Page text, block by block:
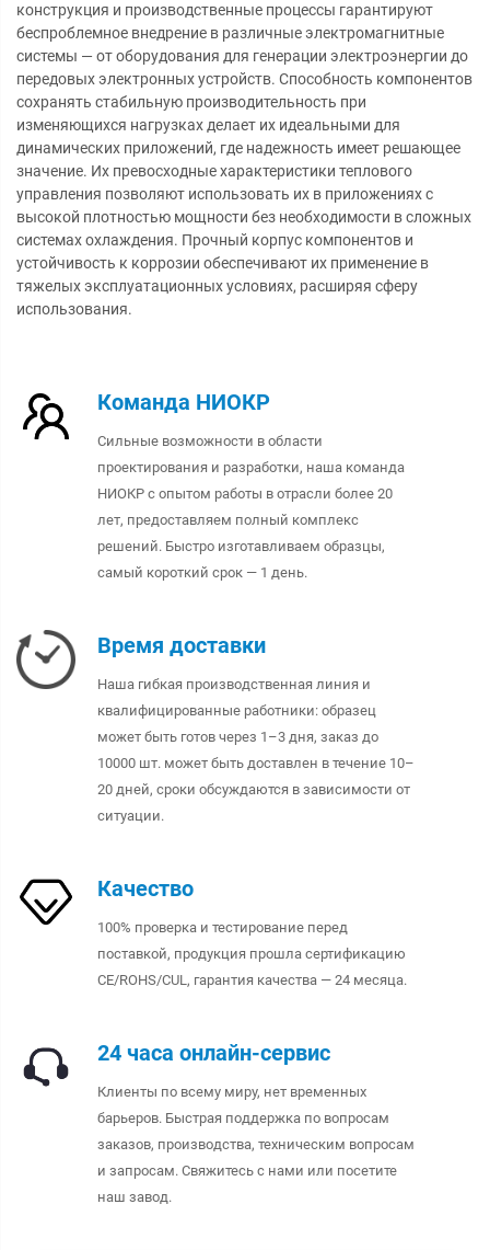
конструкция и производственные процессы гарантируют
беспроблемное внедрение в различные электромагнитные
системы — от оборудования для генерации электроэнергии до
передовых электронных устройств. Способность компонентов
сохранять стабильную производительность при
изменяющихся нагрузках делает их идеальными для
динамических приложений, где надежность имеет решающее
значение. Их превосходные характеристики теплового
управления позволяют использовать их в приложениях с
высокой плотностью мощности без необходимости в сложных
системах охлаждения. Прочный корпус компонентов и
устойчивость к коррозии обеспечивают их применение в
тяжелых эксплуатационных условиях, расширяя сферу
использования.
Команда НИОКР
Сильные возможности в области
проектирования и разработки, наша команда
НИОКР с опытом работы в отрасли более 20
лет, предоставляем полный комплекс
решений. Быстро изготавливаем образцы,
самый короткий срок — 1 день.
Время доставки
Наша гибкая производственная линия и
квалифицированные работники: образец
может быть готов через 1–3 дня, заказ до
10000 шт. может быть доставлен в течение 10–
20 дней, сроки обсуждаются в зависимости от
ситуации.
Качество
100% проверка и тестирование перед
поставкой, продукция прошла сертификацию
CE/ROHS/CUL, гарантия качества — 24 месяца.
24 часа онлайн-сервис
Клиенты по всему миру, нет временных
барьеров. Быстрая поддержка по вопросам
заказов, производства, техническим вопросам
и запросам. Свяжитесь с нами или посетите
наш завод.